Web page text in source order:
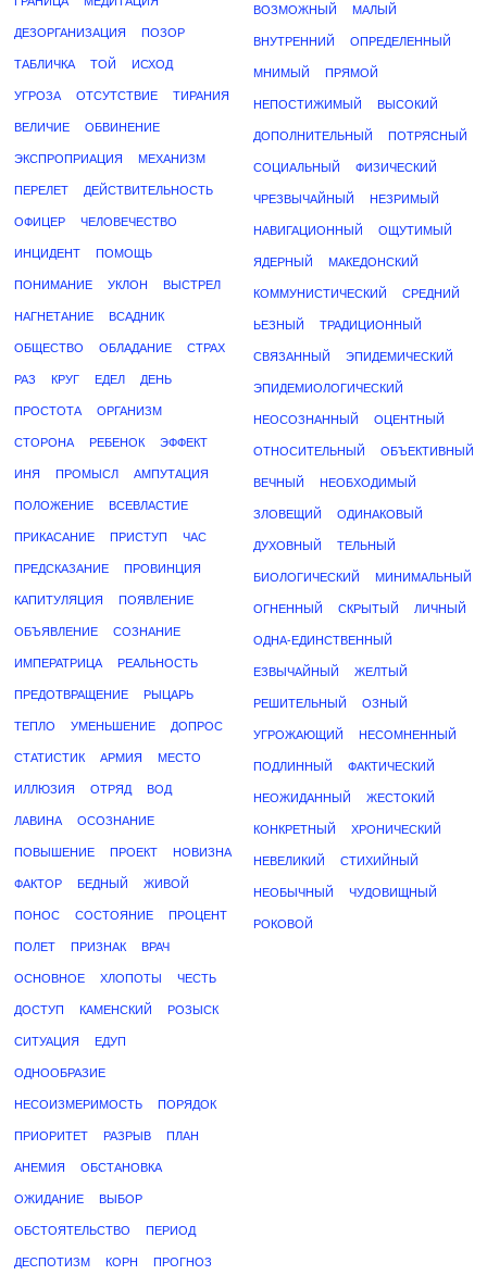
ДЕЗОРГАНИЗАЦИЯ ПОЗОР
ТАБЛИЧКА ТОЙ ИСХОД
УГРОЗА ОТСУТСТВИЕ ТИРАНИЯ
ВЕЛИЧИЕ ОБВИНЕНИЕ
ЭКСПРОПРИАЦИЯ МЕХАНИЗМ
ПЕРЕЛЕТ ДЕЙСТВИТЕЛЬНОСТЬ
ОФИЦЕР ЧЕЛОВЕЧЕСТВО
ИНЦИДЕНТ ПОМОЩЬ
ПОНИМАНИЕ УКЛОН ВЫСТРЕЛ
НАГНЕТАНИЕ ВСАДНИК
ОБЩЕСТВО ОБЛАДАНИЕ СТРАХ
РАЗ КРУГ ЕДЕЛ ДЕНЬ
ПРОСТОТА ОРГАНИЗМ
СТОРОНА РЕБЕНОК ЭФФЕКТ
ИНЯ ПРОМЫСЛ АМПУТАЦИЯ
ПОЛОЖЕНИЕ ВСЕВЛАСТИЕ
ПРИКАСАНИЕ ПРИСТУП ЧАС
ПРЕДСКАЗАНИЕ ПРОВИНЦИЯ
КАПИТУЛЯЦИЯ ПОЯВЛЕНИЕ
ОБЪЯВЛЕНИЕ СОЗНАНИЕ
ИМПЕРАТРИЦА РЕАЛЬНОСТЬ
ПРЕДОТВРАЩЕНИЕ РЫЦАРЬ
ТЕПЛО УМЕНЬШЕНИЕ ДОПРОС
СТАТИСТИК АРМИЯ МЕСТО
ИЛЛЮЗИЯ ОТРЯД ВОД
ЛАВИНА ОСОЗНАНИЕ
ПОВЫШЕНИЕ ПРОЕКТ НОВИЗНА
ФАКТОР БЕДНЫЙ ЖИВОЙ
ПОНОС СОСТОЯНИЕ ПРОЦЕНТ
ПОЛЕТ ПРИЗНАК ВРАЧ
ОСНОВНОЕ ХЛОПОТЫ ЧЕСТЬ
ДОСТУП КАМЕНСКИЙ РОЗЫСК
СИТУАЦИЯ ЕДУП
ОДНООБРАЗИЕ
НЕСОИЗМЕРИМОСТЬ ПОРЯДОК
ПРИОРИТЕТ РАЗРЫВ ПЛАН
АНЕМИЯ ОБСТАНОВКА
ОЖИДАНИЕ ВЫБОР
ОБСТОЯТЕЛЬСТВО ПЕРИОД
ДЕСПОТИЗМ КОРН ПРОГНОЗ
ВОЗМОЖНЫЙ МАЛЫЙ
ВНУТРЕННИЙ ОПРЕДЕЛЕННЫЙ
МНИМЫЙ ПРЯМОЙ
НЕПОСТИЖИМЫЙ ВЫСОКИЙ
ДОПОЛНИТЕЛЬНЫЙ ПОТРЯСНЫЙ
СОЦИАЛЬНЫЙ ФИЗИЧЕСКИЙ
ЧРЕЗВЫЧАЙНЫЙ НЕЗРИМЫЙ
НАВИГАЦИОННЫЙ ОЩУТИМЫЙ
ЯДЕРНЫЙ МАКЕДОНСКИЙ
КОММУНИСТИЧЕСКИЙ СРЕДНИЙ
ЬЕЗНЫЙ ТРАДИЦИОННЫЙ
СВЯЗАННЫЙ ЭПИДЕМИЧЕСКИЙ
ЭПИДЕМИОЛОГИЧЕСКИЙ
НЕОСОЗНАННЫЙ ОЦЕНТНЫЙ
ОТНОСИТЕЛЬНЫЙ ОБЪЕКТИВНЫЙ
ВЕЧНЫЙ НЕОБХОДИМЫЙ
ЗЛОВЕЩИЙ ОДИНАКОВЫЙ
ДУХОВНЫЙ ТЕЛЬНЫЙ
БИОЛОГИЧЕСКИЙ МИНИМАЛЬНЫЙ
ОГНЕННЫЙ СКРЫТЫЙ ЛИЧНЫЙ
ОДНА-ЕДИНСТВЕННЫЙ
ЕЗВЫЧАЙНЫЙ ЖЕЛТЫЙ
РЕШИТЕЛЬНЫЙ ОЗНЫЙ
УГРОЖАЮЩИЙ НЕСОМНЕННЫЙ
ПОДЛИННЫЙ ФАКТИЧЕСКИЙ
НЕОЖИДАННЫЙ ЖЕСТОКИЙ
КОНКРЕТНЫЙ ХРОНИЧЕСКИЙ
НЕВЕЛИКИЙ СТИХИЙНЫЙ
НЕОБЫЧНЫЙ ЧУДОВИЩНЫЙ
РОКОВОЙ